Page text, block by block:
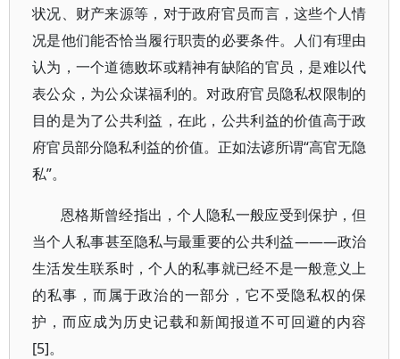
状况、财产来源等，对于政府官员而言，这些个人情
况是他们能否恰当履行职责的必要条件。人们有理由
认为，一个道德败坏或精神有缺陷的官员，是难以代
表公众，为公众谋福利的。对政府官员隐私权限制的
目的是为了公共利益，在此，公共利益的价值高于政
府官员部分隐私利益的价值。正如法谚所谓“高官无隐
私”。
恩格斯曾经指出，个人隐私一般应受到保护，但
当个人私事甚至隐私与最重要的公共利益———政治
生活发生联系时，个人的私事就已经不是一般意义上
的私事，而属于政治的一部分，它不受隐私权的保
护，而应成为历史记载和新闻报道不可回避的内容
[5]。